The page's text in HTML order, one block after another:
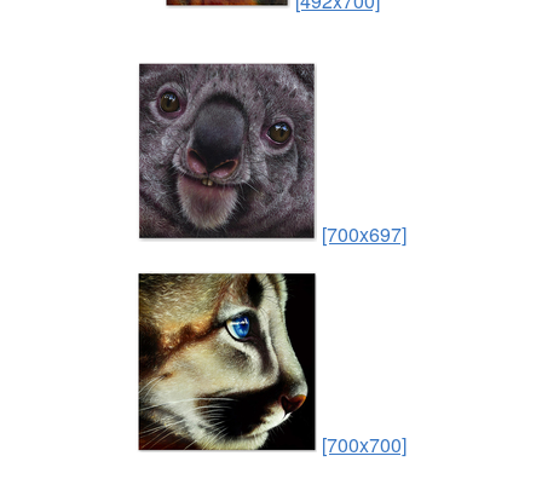
[700x697]
[700x700]